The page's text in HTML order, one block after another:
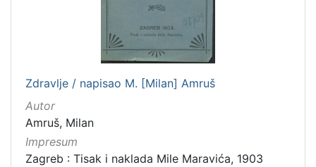
Zdravlje / napisao M. [Milan] Amruš
Autor
Amruš, Milan
Impresum
Zagreb : Tisak i naklada Mile Maravića, 1903